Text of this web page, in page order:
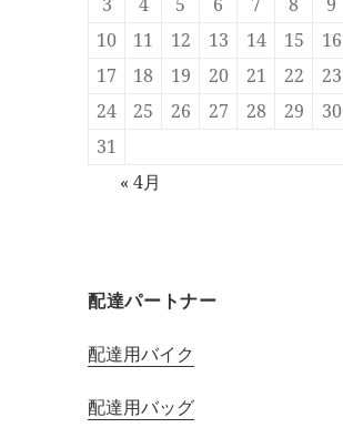
10
11 12 13 14 15
16
17
18 19 20 21 22
23
24
25 26 27 28 29
30
31
« 4月
配達パートナー
配達用バイク
配達用バッグ